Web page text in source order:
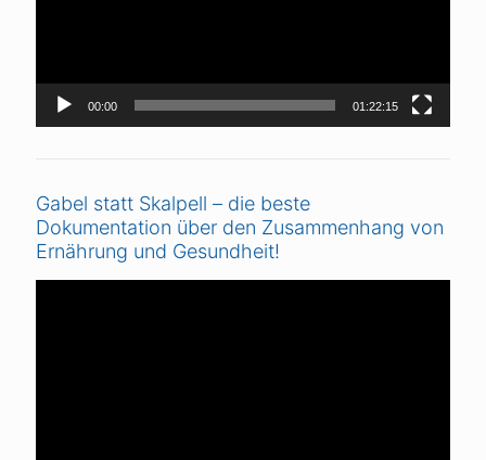
00:00 01:22:15
Gabel statt Skalpell – die beste
Dokumentation über den Zusammenhang von
Ernährung und Gesundheit!